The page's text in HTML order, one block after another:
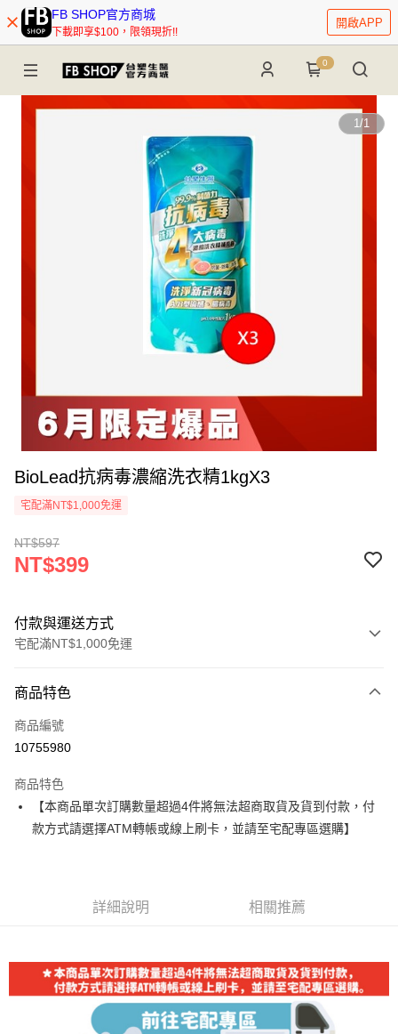
FB SHOP官方商城
下載即享$100，限領現折!!
開啟APP
0
1/1
BioLead抗病毒濃縮洗衣精1kgX3
宅配滿NT$1,000免運
NT$597
NT$399
付款與運送方式
宅配滿NT$1,000免運
信用卡一次付款
信用卡分期付款
合作金庫商業銀行
華南商業銀行
彰化商業銀行
上海商業儲蓄銀行
台北富邦商業銀行
聯邦商業銀行
遠東國際商業銀行
台新國際商業銀行
中國信託商業銀行
台灣樂天信用卡公司
LINE Pay
Apple Pay
大哥付你分期
相關說明
【大哥付你分期使用說明】
1.本服務由台灣大哥大提供，台灣大哥大用戶可立即使用無須另外申請。
商品特色
商品編號
10755980
商品特色
【本商品單次訂購數量超過4件將無法超商取貨及貨到付款，付
款方式請選擇ATM轉帳或線上刷卡，並請至宅配專區選購】
詳細說明 相關推薦